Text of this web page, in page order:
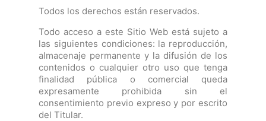
Todos los derechos están reservados.
Todo acceso a este Sitio Web está sujeto a
las siguientes condiciones: la reproducción,
almacenaje permanente y la difusión de los
contenidos o cualquier otro uso que tenga
finalidad pública o comercial queda
expresamente prohibida sin el
consentimiento previo expreso y por escrito
del Titular.